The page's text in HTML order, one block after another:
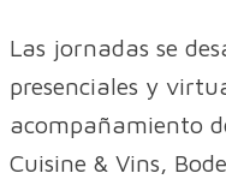
Las jornadas se
presenciales y
acompañamiento
Cuisine & Vins,